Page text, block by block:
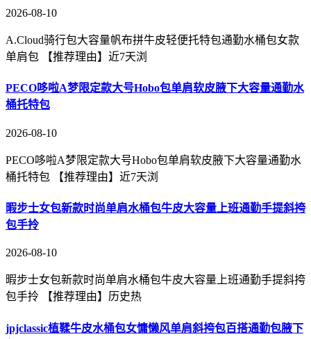
2026-08-10
A.Cloud骑行包大容量帆布拼牛皮轻便托特包通勤水桶包女款
单肩包 【推荐理由】近7天浏
PECO哆啦A梦限定款大号Hobo包单肩软皮腋下大容量通勤水
桶托特包
2026-08-10
PECO哆啦A梦限定款大号Hobo包单肩软皮腋下大容量通勤水
桶托特包 【推荐理由】近7天浏
暇步士女包新款时尚单肩水桶包牛皮大容量上班通勤手提斜挎
包手拎
2026-08-10
暇步士女包新款时尚单肩水桶包牛皮大容量上班通勤手提斜挎
包手拎 【推荐理由】历史热
jpjclassic植鞣牛皮水桶包女慵懒风单肩斜挎包百搭通勤包腋下